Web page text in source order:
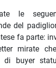
le
del
fa parte:
mirate
buyer